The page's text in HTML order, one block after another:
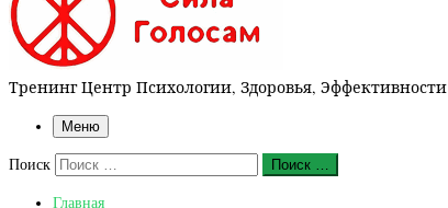
Тренинг Центр Психологии, Здоровья, Эффективности
Меню
Поиск Поиск …
Главная